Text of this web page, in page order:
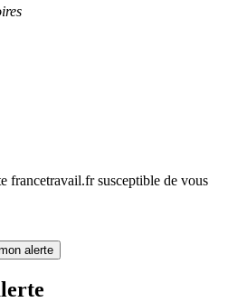
francetravail.fr susceptible de vous
alerte